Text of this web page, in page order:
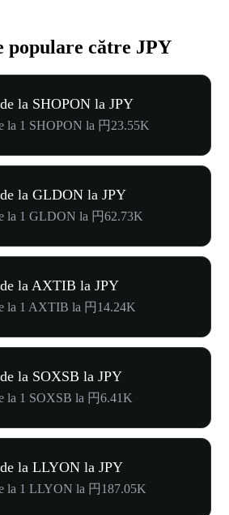
populare către JPY
la SHOPON la JPY
la 1 SHOPON la 円23.55K
la GLDON la JPY
la 1 GLDON la 円62.73K
la AXTIB la JPY
la 1 AXTIB la 円14.24K
la SOXSB la JPY
la 1 SOXSB la 円6.41K
la LLYON la JPY
la 1 LLYON la 円187.05K